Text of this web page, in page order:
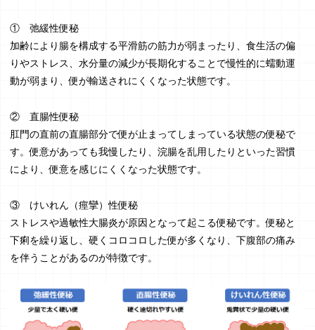
① 弛緩性便秘
加齢により腸を構成する平滑筋の筋力が弱まったり、食生活の偏
りやストレス、水分量の減少が長期化することで慢性的に蠕動運
動が弱まり、便が輸送されにくくなった状態です。
② 直腸性便秘
肛門の直前の直腸部分で便が止まってしまっている状態の便秘で
す。便意があっても我慢したり、浣腸を乱用したりといった習慣
により、便意を感じにくくなった状態です。
③ けいれん（痙攣）性便秘
ストレスや過敏性大腸炎が原因となって起こる便秘です。便秘と
下痢を繰り返し、硬くコロコロした便が多くなり、下腹部の痛み
を伴うことがあるのが特徴です。